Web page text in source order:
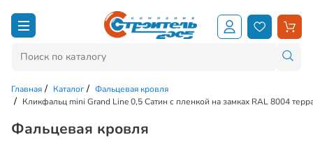
Главная Каталог
Фальцевая кровля
Кликфальц mini Grand Line 0,5 Сатин с пленкой на замках RAL 8004
Фальцевая кровля